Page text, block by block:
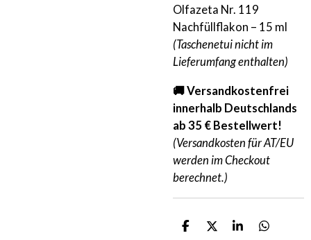
Olfazeta Nr. 119
Nachfüllflakon – 15 ml
(Taschenetui nicht im
Lieferumfang enthalten)
🚚 Versandkostenfrei
innerhalb Deutschlands
ab 35 € Bestellwert!
(Versandkosten für AT/EU
werden im Checkout
berechnet.)
T
T
T
T